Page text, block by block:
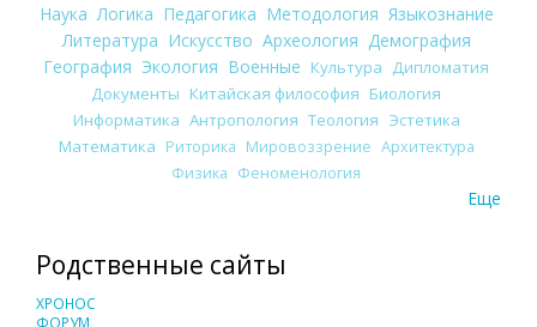
Наука Логика Педагогика Методология Языкознание
Литература Искусство Археология Демография
География Экология Военные Культура
Дипломатия
Документы Китайская философия Биология
Информатика Антропология Теология Эстетика
Математика Риторика Мировоззрение Архитектура
Физика Феноменология
Еще
Родственные сайты
ХРОНОС
ФОРУМ